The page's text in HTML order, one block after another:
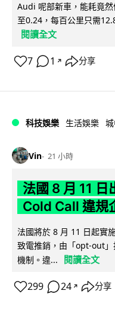
Audi 呢部新車，能耗竟
至0.24，每百公里只需
閱讀全文
7 1 ↗ 分享
科技娛樂 生活娛樂
Vin 21 小時
法國 8 月 11 日
Cold Call 違規
法國將於 8 月 11 日起實
致電推銷，由「opt-out
機制。違...
閱讀全文
299 24 ↗ 分享